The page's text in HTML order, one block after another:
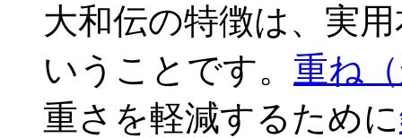
大和伝の特徴は、実
いうことです。 重ね
重さを軽減するために